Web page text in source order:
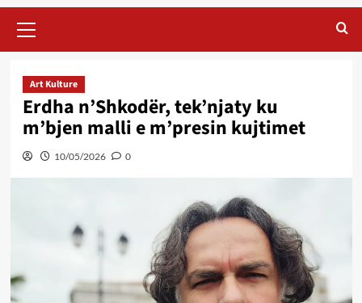
Menu
Art Kulture
Erdha n’Shkodër, tek’njaty ku
m’bjen malli e m’presin kujtimet
10/05/2026 0